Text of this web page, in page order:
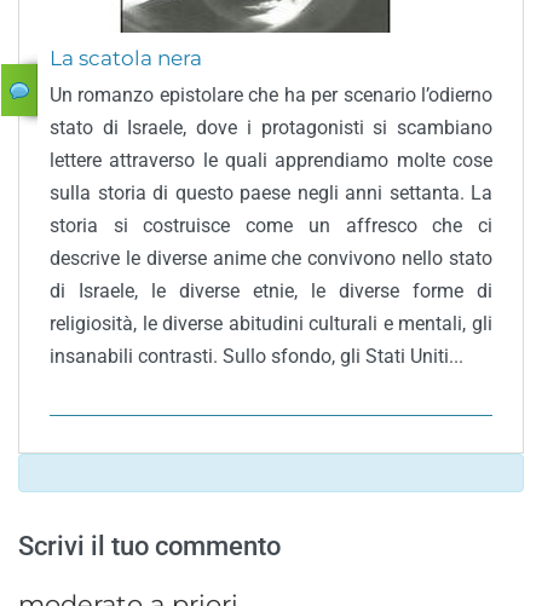
La scatola nera
Un romanzo epistolare che ha per scenario l’odierno
stato di Israele, dove i protagonisti si scambiano
lettere attraverso le quali apprendiamo molte cose
sulla storia di questo paese negli anni settanta. La
storia si costruisce come un affresco che ci
descrive le diverse anime che convivono nello stato
di Israele, le diverse etnie, le diverse forme di
religiosità, le diverse abitudini culturali e mentali, gli
insanabili contrasti. Sullo sfondo, gli Stati Uniti...
Scrivi il tuo commento